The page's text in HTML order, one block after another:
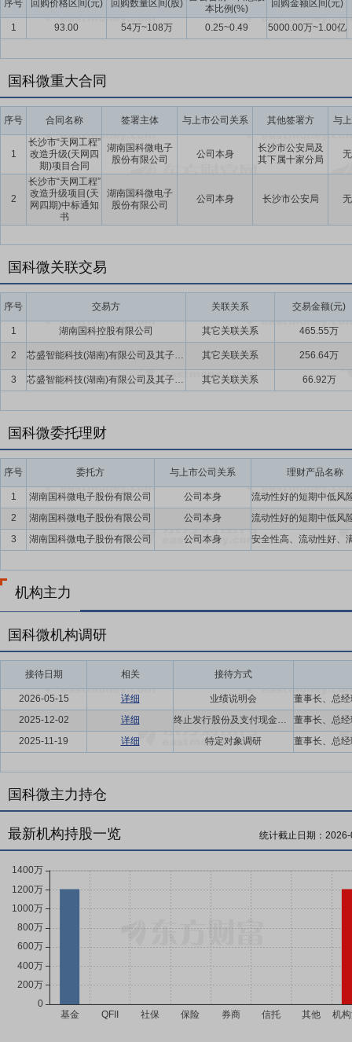
序号 回购价格区间(元) 回购数量区间(股)
本比例(%)
回购金额区间(元)
1 93.00 54万~108万 0.25~0.49 5000.00万~1.00亿
国科微重大合同
序号 合同名称 签署主体 与上市公司关系 其他签署方 与
1
长沙市“天网工程”
改造升级(天网四
期)项目合同
湖南国科微电子
股份有限公司
公司本身
长沙市公安局及
其下属十家分局
2
长沙市“天网工程”
改造升级项目(天
网四期)中标通知
书
湖南国科微电子
股份有限公司
公司本身 长沙市公安局
国科微关联交易
序号 交易方 关联关系 交易金额(元)
1 湖南国科控股有限公司 其它关联关系 465.55万
2 芯盛智能科技(湖南)有限公司及其子公司 其它关联关系 256.64万
3 芯盛智能科技(湖南)有限公司及其子公司 其它关联关系 66.92万
国科微委托理财
序号 委托方 与上市公司关系 理财产品名称
1 湖南国科微电子股份有限公司
公司本身
2
湖南国科微电子股份有限公司
公司本身
3
湖南国科微电子股份有限公司 公司本身
机构主力
国科微机构调研
接待日期 相关 接待方式
2026-05-15 详细
业绩说明会
2025-12-02
详细
终止发行股份及支付现金购买资产并募集配套资金暨关联交易事项投资者说明会
2025-11-19
详细 特定对象调研
国科微主力持仓
最新机构持股一览 统计截止日期：